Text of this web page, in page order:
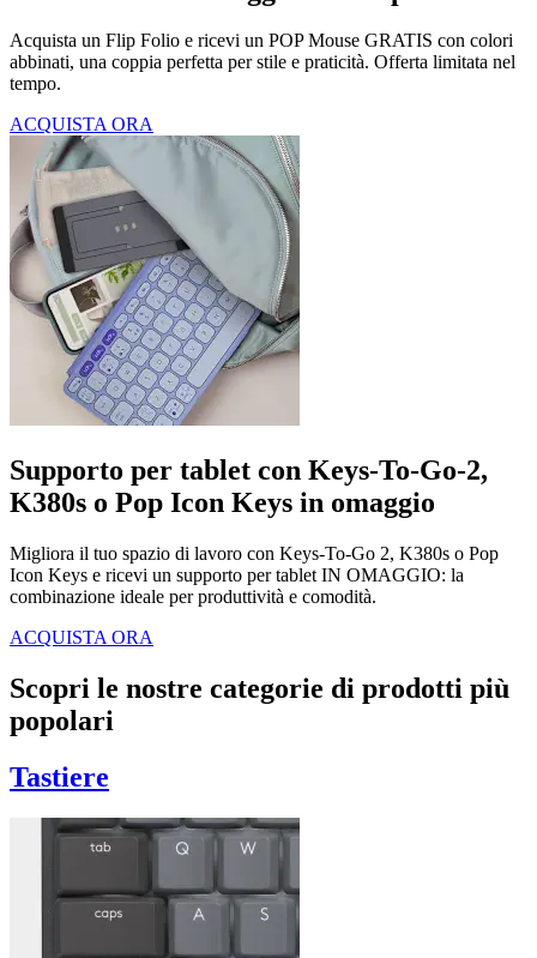
Acquista un Flip Folio e ricevi un POP Mouse GRATIS con colori
abbinati, una coppia perfetta per stile e praticità. Offerta limitata nel
tempo.
ACQUISTA ORA
Supporto per tablet con Keys-To-Go-2,
K380s o Pop Icon Keys in omaggio
Migliora il tuo spazio di lavoro con Keys-To-Go 2, K380s o Pop
Icon Keys e ricevi un supporto per tablet IN OMAGGIO: la
combinazione ideale per produttività e comodità.
ACQUISTA ORA
Scopri le nostre categorie di prodotti più
popolari
Tastiere